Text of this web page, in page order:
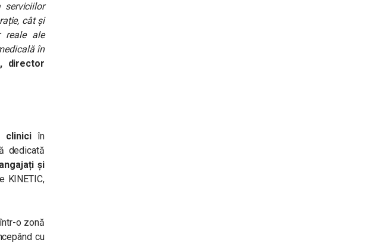
serviciilor
cât și
reale ale
în
director
cliniciîn
dedicată
și
KINETIC,
o zonă
cu